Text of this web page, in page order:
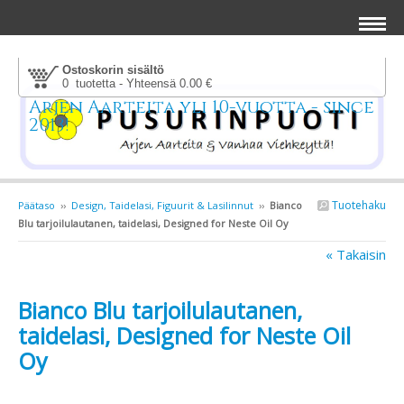
Ostoskorin sisältö
0 tuotetta - Yhteensä 0.00 €
Arjen Aarteita yli 10-vuotta - since
2013!
Tuotehaku
Päätaso ›› Design, Taidelasi, Figuurit & Lasilinnut ›› Bianco
Blu tarjoilulautanen, taidelasi, Designed for Neste Oil Oy
« Takaisin
Bianco Blu tarjoilulautanen,
taidelasi, Designed for Neste Oil
Oy